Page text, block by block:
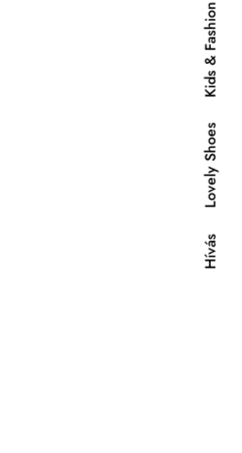
Hívás
Lovely Shoes
Kids & Fashion